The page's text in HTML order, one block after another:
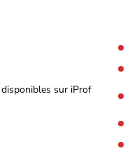
sur iProf